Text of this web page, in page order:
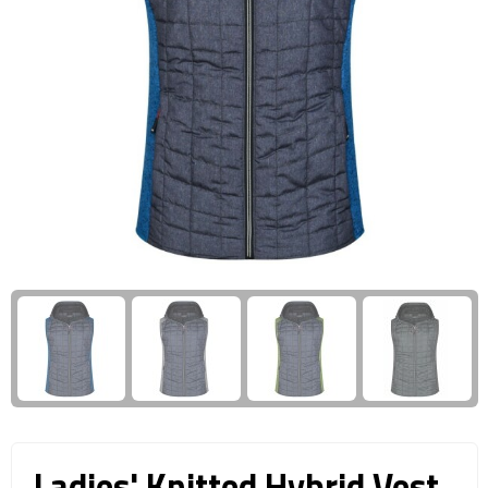
Business trolleys
Documententassen
Laptophoezen & -tassen
Reistassen & Trolleys
Reistassen
Trolleys
Wellness Giftsets